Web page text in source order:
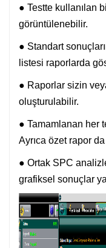
● Testte kullanılan
görüntülenebilir.
● Standart
listesi raporlarda
● Raporlar sizin
oluşturulabilir.
● Tamamlanan her
Ayrıca özet rapor
● Ortak SPC
grafiksel sonuçlar